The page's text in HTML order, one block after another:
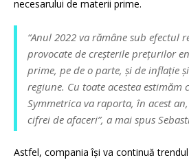
necesarului de materii prime.
“Anul 2022 va rămâne sub efectul
provocate de creșterile prețurilor
prime, pe de o parte, și de inflație
regiune. Cu toate acestea estimăm
Symmetrica va raporta, în acest
cifrei de afaceri”, a mai spus
Astfel, compania își va continuă